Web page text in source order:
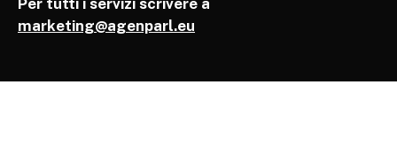
Per tutti i servizi scrivere a
marketing@agenparl.eu